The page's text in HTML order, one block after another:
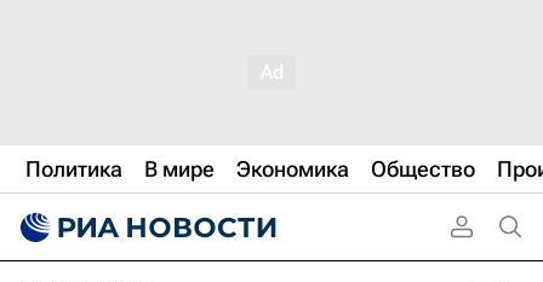
Политика В мире Экономика Общество